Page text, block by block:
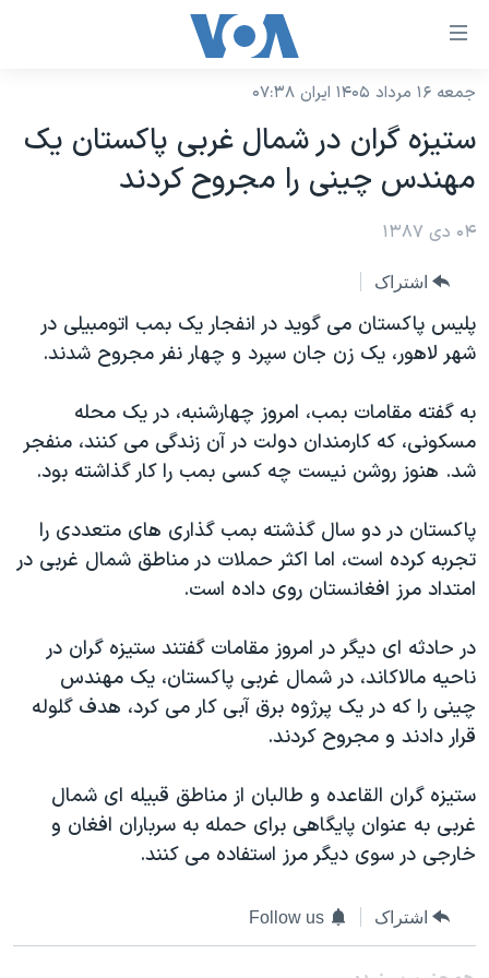
لینکهای
دسترسی
جهش
محتوای
اصلی
صفحه
اصلی
جهش
جستجو
نسخه سبک وب‌سایت
موضوع ها
ایران
آمریکا
ورزشی
ویژه برنامه‌ها
ویدیوها
حقوق شهروندی
اقتصادی
اسرائیل در جنگ
گالری عکس
آرشیو پخش زنده
برنامه های تلویزیونی
جدول برنامه ها
صفحه‌های ویژه
جام جهانی ۲۰۲۶
۲۵۰سالگی آمریکا
بایگانی برنامه‌های تلویزیونی
انتخابات ریاست جمهوری آمریکا ۲۰۲۴
حمله جمهوری اسلامی به اسرائیل
ورزش زنان در ایران
اعتراضات زن، زندگی، آزادی
مجموعه مستندهای دادخواهی
تریبونال مردمی آبان ۹۸
دادگاه حمید نوری
چهل سال گروگان‌گیری
اعتراضات مردمی آبان ۹۸
فرکانس‌های صدای آمریکا
یادگیری زبان انگلیسی
زبانهای مختلف
جمعه ۱۶ مرداد ۱۴۰۵ ایران ۰۷:۳۸
ستیزه گران در شمال غربی پاکستان یک
مهندس چینی را مجروح کردند
۰۴ دی ۱۳۸۷
اشتراک
پلیس پاکستان می گوید در انفجار یک بمب اتومبیلی در
شهر لاهور، یک زن جان سپرد و چهار نفر مجروح شدند.
به گفته مقامات بمب، امروز چهارشنبه، در یک محله
مسکونی، که کارمندان دولت در آن زندگی می کنند، منفجر
شد. هنوز روشن نیست چه کسی بمب را کار گذاشته بود.
پاکستان در دو سال گذشته بمب گذاری های متعددی را
تجربه کرده است، اما اکثر حملات در مناطق شمال غربی در
امتداد مرز افغانستان روی داده است.
در حادثه ای دیگر در امروز مقامات گفتند ستیزه گران در
ناحیه مالاکاند، در شمال غربی پاکستان، یک مهندس
چینی را که در یک پرژوه برق آبی کار می کرد، هدف گلوله
قرار دادند و مجروح کردند.
ستیزه گران القاعده و طالبان از مناطق قبیله ای شمال
غربی به عنوان پایگاهی برای حمله به سرباران افغان و
خارجی در سوی دیگر مرز استفاده می کنند.
اشتراک Follow us